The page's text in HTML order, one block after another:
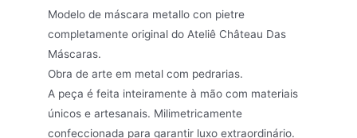
Modelo de máscara metallo con pietre
completamente original do Ateliê Château Das
Máscaras.
Obra de arte em metal com pedrarias.
A peça é feita inteiramente à mão com materiais
únicos e artesanais. Milimetricamente
confeccionada para garantir luxo extraordinário.